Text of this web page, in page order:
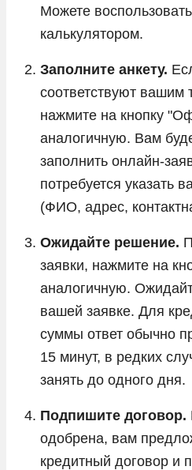
Можете
калькулятором.
Заполните анкету.
соответствуют вашим
нажмите на кнопку
аналогичную. Вам
заполнить онлайн-
потребуется указать
(ФИО, адрес,
Ожидайте решение.
заявки, нажмите на
аналогичную.
вашей заявке. Для
суммы ответ обычно
15 минут, в редких
занять до одного дня.
Подпишите договор.
одобрена, вам
кредитный договор и